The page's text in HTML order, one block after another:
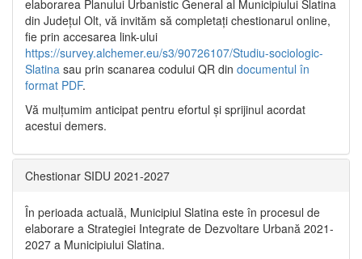
elaborarea Planului Urbanistic General al Municipiului Slatina
din Județul Olt, vă invităm să completați chestionarul online,
fie prin accesarea link-ului
https://survey.alchemer.eu/s3/90726107/Studiu-sociologic-
Slatina sau prin scanarea codului QR din documentul în
format PDF.
Vă mulţumim anticipat pentru efortul şi sprijinul acordat
acestui demers.
Chestionar SIDU 2021-2027
În perioada actuală, Municipiul Slatina este în procesul de
elaborare a Strategiei Integrate de Dezvoltare Urbană 2021‐
2027 a Municipiului Slatina.